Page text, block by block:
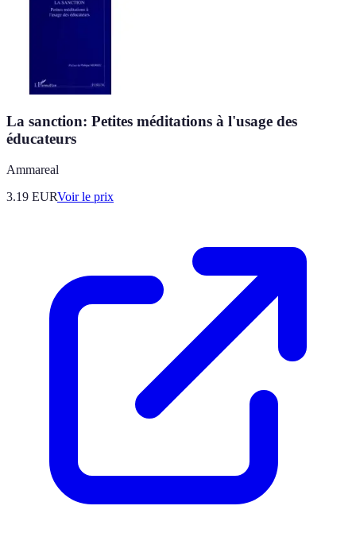
La sanction: Petites méditations à l'usage des
éducateurs
Ammareal
3.19 EURVoir le prix